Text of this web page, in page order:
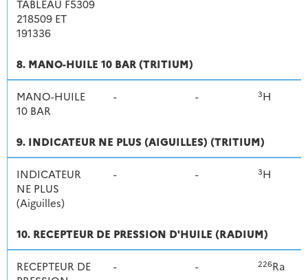
TABLEAU F5309
218509 ET
191336
8. MANO-HUILE 10 BAR (TRITIUM)
MANO-HUILE
10 BAR
- - 3H
9. INDICATEUR NE PLUS (AIGUILLES) (TRITIUM)
INDICATEUR
NE PLUS
(Aiguilles)
- - 3H
10. RECEPTEUR DE PRESSION D'HUILE (RADIUM)
RECEPTEUR DE
- - 226Ra